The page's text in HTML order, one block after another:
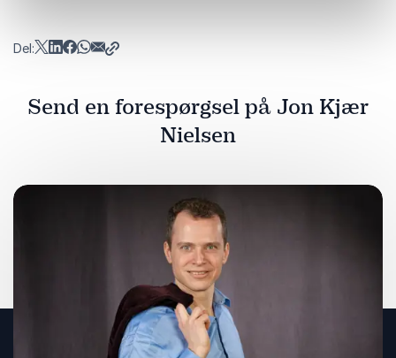
Del:
Send en forespørgsel på Jon Kjær
Nielsen